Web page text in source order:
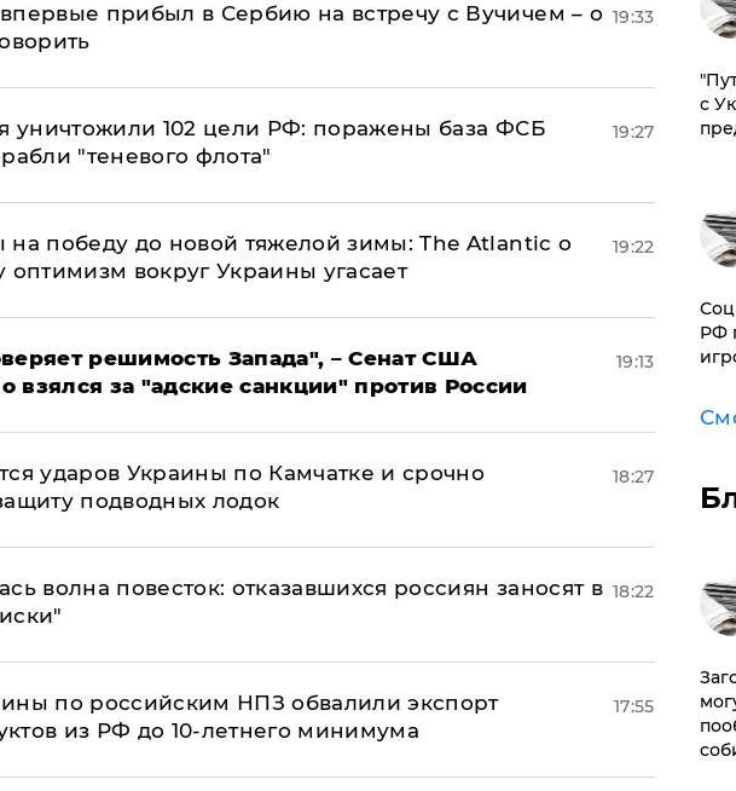
прибыл в Сербию на встречу с Вучичем – о 19:33
уничтожили 102 цели РФ: поражены база ФСБ
"теневого флота"
19:27
на победу до новой тяжелой зимы: The Atlantic о
оптимизм вокруг Украины угасает
19:22
решимость Запада", – Сенат США
взялся за "адские санкции" против России
19:13
ударов Украины по Камчатке и срочно
подводных лодок
18:27
волна повесток: отказавшихся россиян заносят в 18:22
по российским НПЗ обвалили экспорт
из РФ до 10-летнего минимума
17:55
с
РФ